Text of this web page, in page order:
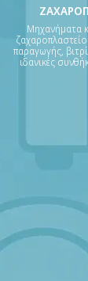
Μηχανήματα
παραγωγής,
ιδανικές